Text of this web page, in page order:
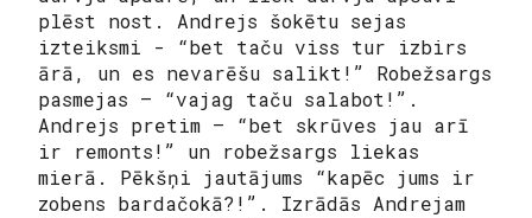
plēst nost. Andrejs šokētu sejas
izteiksmi - “bet taču viss tur izbirs
ārā, un es nevarēšu salikt!” Robežsargs
pasmejas — “vajag taču salabot!”.
Andrejs pretim — “bet skrūves jau arī
ir remonts!” un robežsargs liekas
mierā. Pēkšņi jautājums “kapēc jums ir
zobens bardačokā?!”. Izrādās Andrejam